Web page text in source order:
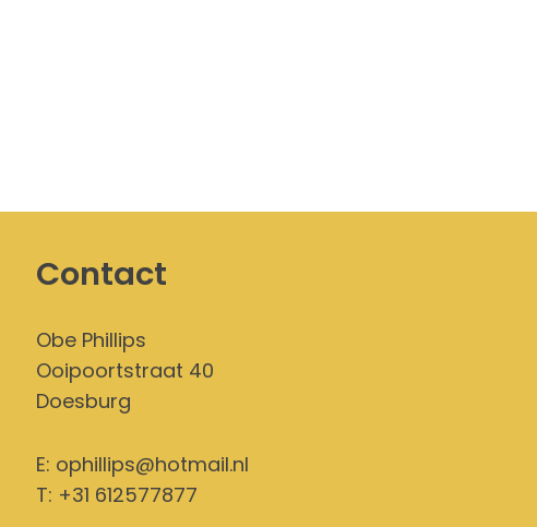
Contact
Obe Phillips
Ooipoortstraat 40
Doesburg
E: ophillips@hotmail.nl
T: +31 612577877